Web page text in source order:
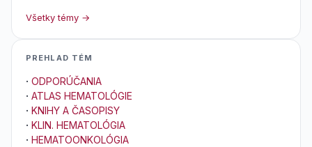
Všetky témy →
PREHLAD TÉM
· ODPORÚČANIA
· ATLAS HEMATOLÓGIE
· KNIHY A ČASOPISY
· KLIN. HEMATOLÓGIA
· HEMATOONKOLÓGIA